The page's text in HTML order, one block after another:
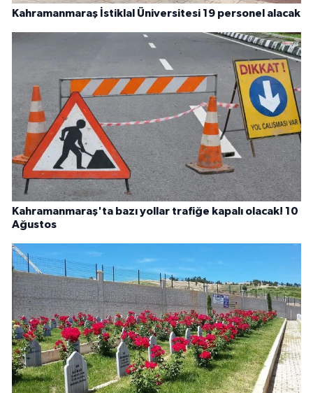
Kahramanmaraş İstiklal Üniversitesi 19 personel alacak
Kahramanmaraş'ta bazı yollar trafiğe kapalı olacak! 10
Ağustos